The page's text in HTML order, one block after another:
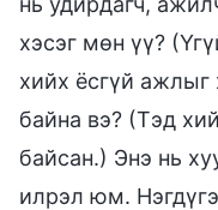
хэсэг мөн үү?
хийх ёсгүй
байна вэ? (Тэд
байсан.) Энэ нь
илрэл юм.